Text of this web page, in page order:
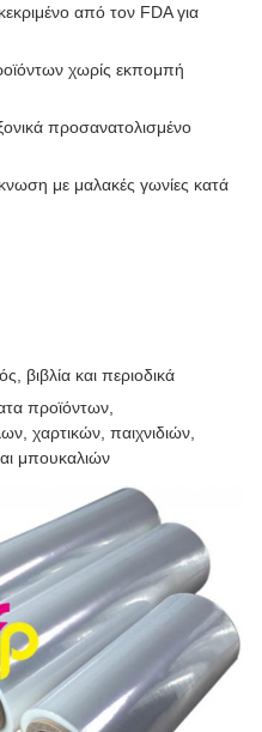
από τον FDA για
χωρίς εκπομπή
προσανατολισμένο
με μαλακές γωνίες κατά
βιβλία και περιοδικά
προϊόντων,
χαρτικών, παιχνιδιών,
μπουκαλιών